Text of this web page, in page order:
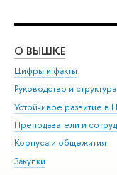
О ВЫШКЕ
Цифры и факты
Руководство и структура
Устойчивое развитие
Преподаватели и
Корпуса и общежития
Закупки